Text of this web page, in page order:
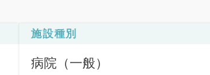
施設種別
病院（一般）